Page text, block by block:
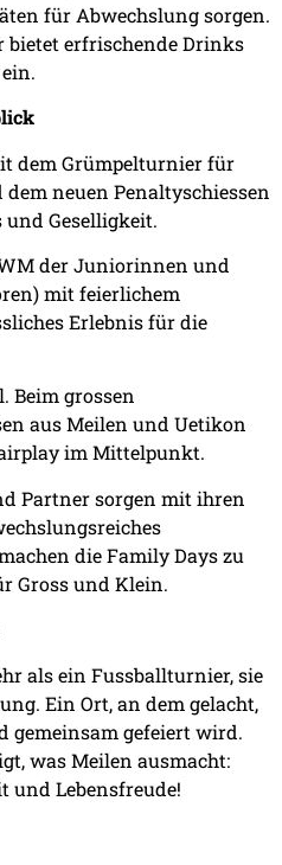
für Abwechslung sorgen.
bietet erfrischende Drinks
dem Grümpelturnier für
neuen Penaltyschiessen
und Geselligkeit.
der Juniorinnen und
mit feierlichem
Erlebnis für die
Beim grossen
aus Meilen und Uetikon
im Mittelpunkt.
Partner sorgen mit ihren
die Family Days zu
Gross und Klein.
als ein Fussballturnier, sie
Ein Ort, an dem gelacht,
gemeinsam gefeiert wird.
was Meilen ausmacht:
und Lebensfreude!